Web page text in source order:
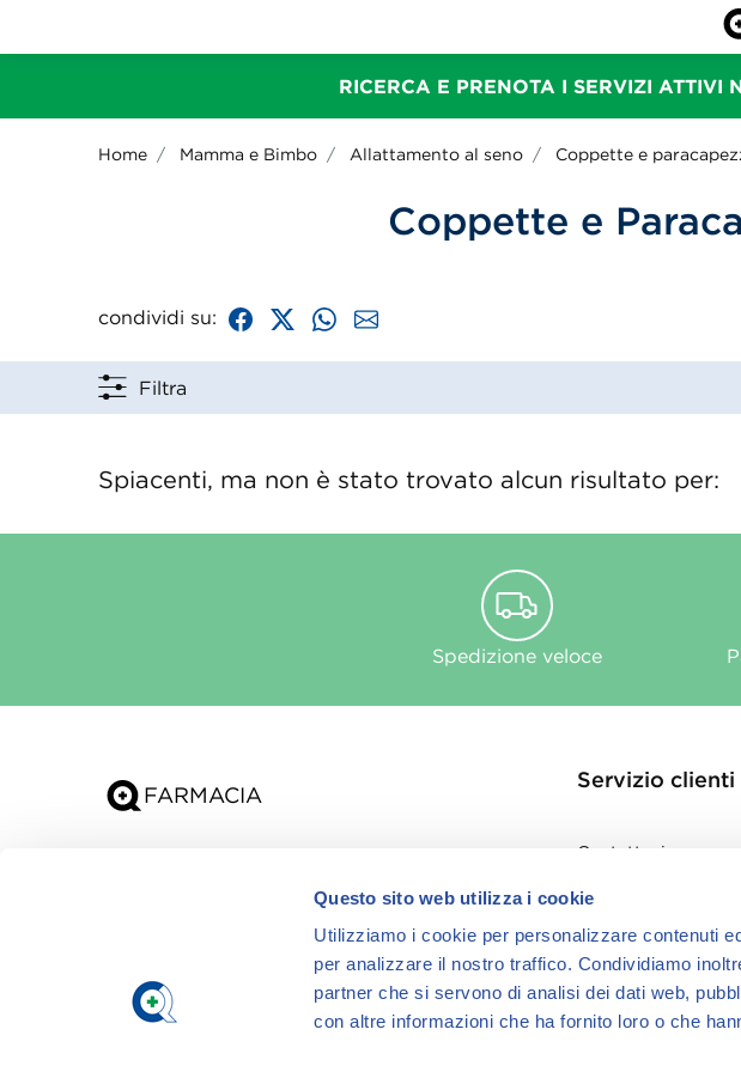
Questo sito web utilizza i cookie
Utilizziamo i cookie per personalizzare contenuti
per analizzare il nostro traffico. Condividiamo
partner che si servono di analisi dei dati web,
con altre informazioni che ha fornito loro o che
RICERCA E PRENOTA I SERVIZI ATTIVI
Home Mamma e Bimbo Allattamento al seno Coppette e
Coppette e
condividi su:
Filtra
Spiacenti, ma non è stato trovato alcun risultato per:
Spedizione veloce
Servizio clienti
Contattaci